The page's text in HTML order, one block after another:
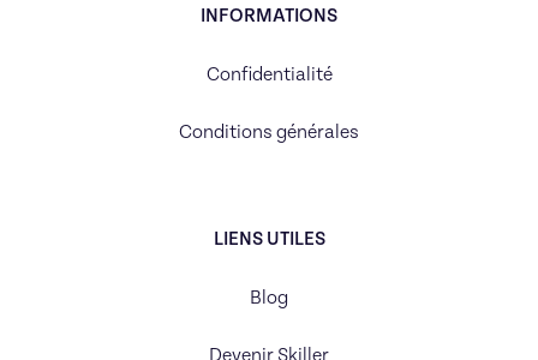
INFORMATIONS
Confidentialité
Conditions générales
LIENS UTILES
Blog